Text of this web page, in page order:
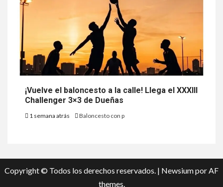
¡Vuelve el baloncesto a la calle! Llega el XXXIII
Challenger 3×3 de Dueñas
1 semana atrás Baloncesto con p
Copyright © Todos los derechos reservados. | Newsiumpor AF
themes.